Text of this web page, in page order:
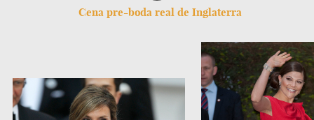
Cena pre-boda real de Inglaterra